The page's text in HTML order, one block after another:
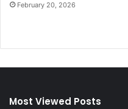
February 20, 2026
Most Viewed Posts